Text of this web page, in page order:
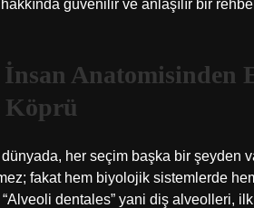
güvenilir ve anlaşılır bir
Anatomisinden
Köprü
dünyada, her seçim başka bir
fakat hem biyolojik sistemlerde
“Alveoli dentales” yani diş alveolleri,